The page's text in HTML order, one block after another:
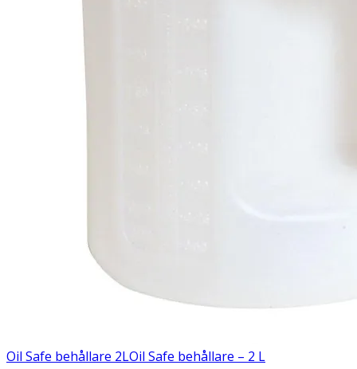
Oil Safe behållare 2LOil Safe behållare – 2 L